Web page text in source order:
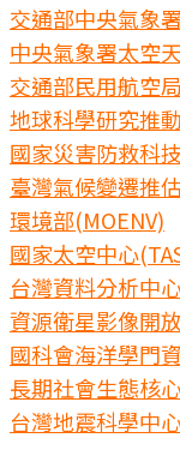
交通部中央氣象
中央氣象署太空
交通部民用航空
地球科學研究推
國家災害防救科
臺灣氣候變遷推
環境部(MOENV)
國家太空中心
台灣資料分析中
資源衛星影像開
國科會海洋學門
長期社會生態核
台灣地震科學中